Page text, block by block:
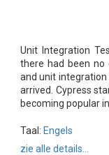
Unit Integration
there had been no
and unit integration
arrived. Cypress
becoming popular
Taal: Engels
zie alle details...